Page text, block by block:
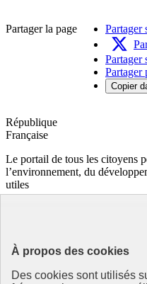
À propos des cookies
Des cookies sont utilisés
Partager la page
Partager
Partager
Partager
Copier
République
Française
Le portail de tous les citoyens
l’environnement, du
utiles
data.gouv.fr- ouvre une
Partenaire